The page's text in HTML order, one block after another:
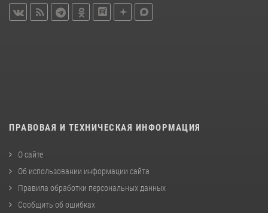
ПРАВОВАЯ И ТЕХНИЧЕСКАЯ ИНФОРМАЦИЯ
О сайте
Об использовании информации сайта
Правила обработки персональных данных
Сообщить об ошибках